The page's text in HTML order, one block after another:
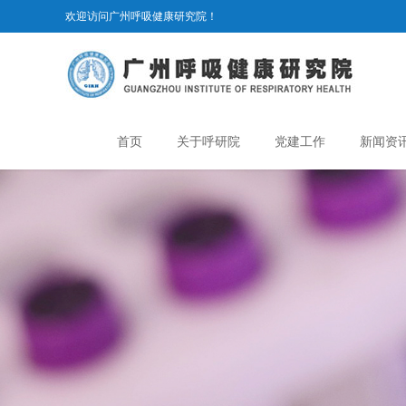
欢迎访问广州呼吸健康研究院！
首页 关于呼研院 党建工作 新闻资